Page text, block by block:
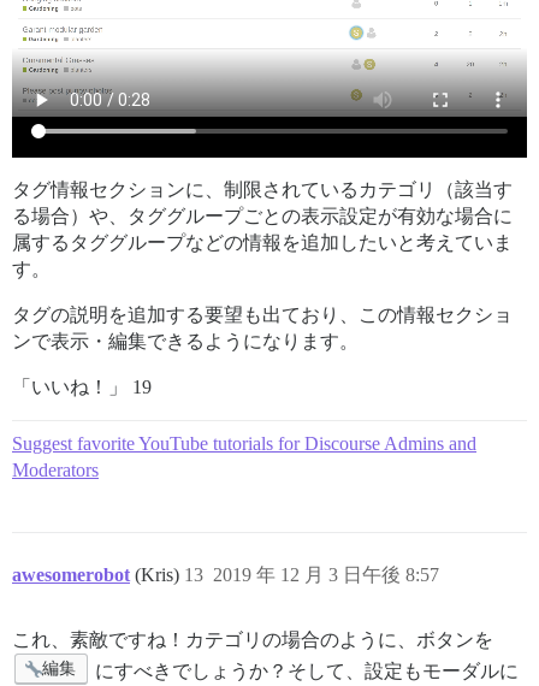
タグ情報セクションに、制限されているカテゴリ（該当す
る場合）や、タググループごとの表示設定が有効な場合に
属するタググループなどの情報を追加したいと考えていま
す。
タグの説明を追加する要望も出ており、この情報セクショ
ンで表示・編集できるようになります。
「いいね！」 19
Suggest favorite YouTube tutorials for Discourse Admins and
Moderators
awesomerobot (Kris) 2019 年 12 月 3 日午後 8:57
13
これ、素敵ですね！カテゴリの場合のように、ボタンを
編集
にすべきでしょうか？そして、設定もモーダルに